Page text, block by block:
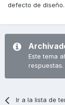
defecto de
Este tema
respuestas.
Ir a la lista de